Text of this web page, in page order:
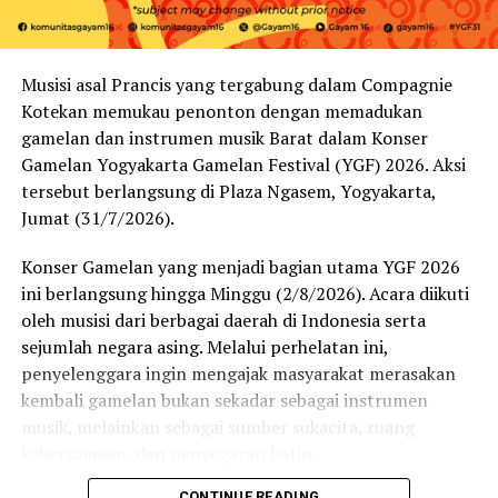
BERLANDASKAN BUDAYA DAN KEARIFAN LOKAL
DAERAH DARI MASING – MASING PESERTA, SEHINGGA
SOSIAL, DAN KEBANGSAAN.
YANG FENOMENAL PADA KESEMPATAN NIKAH
BARENG INI ADALAH MAHAR IJAB QOBUL BENDERA
MERAH PUTIH DAN PENGUCAPAN TEKS PROKLAMASI
YANG DILAKUKAN SECARA BERSAMA-SAMA DAN
CLIMBING DAN BEBERAPA TITIK YANG PERTAMA DI
DUNIA SEPERTI : LABORATORIUM FARMASI, STUDIO
RADIO DAN CRANE OTOMOTIF. NANTI MANTEN,
PENGHULU DAN SAKSI AKAN MEMANJAT WALL
CLIMBING UNTUK MELANGSUNGKAN IJAB QOBUL.
MEMBINA RUMAH TANGGA DENGAN ISTRINYA DIA
Musisi asal Prancis yang tergabung dalam Compagnie
Kotekan memukau penonton dengan memadukan
gamelan dan instrumen musik Barat dalam Konser
Gamelan Yogyakarta Gamelan Festival (YGF) 2026. Aksi
tersebut berlangsung di Plaza Ngasem, Yogyakarta,
Jumat (31/7/2026).
Konser Gamelan yang menjadi bagian utama YGF 2026
ini berlangsung hingga Minggu (2/8/2026). Acara diikuti
oleh musisi dari berbagai daerah di Indonesia serta
sejumlah negara asing. Melalui perhelatan ini,
penyelenggara ingin mengajak masyarakat merasakan
kembali gamelan bukan sekadar sebagai instrumen
musik, melainkan sebagai sumber sukacita, ruang